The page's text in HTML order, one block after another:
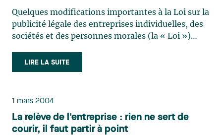
Quelques modifications importantes à la Loi sur la
publicité légale des entreprises individuelles, des
sociétés et des personnes morales (la « Loi »)
s’applique de façon générale à l’ensemble des
personnes morales, sociétés et (…)
LIRE LA SUITE
1 mars 2004
La relève de l'entreprise : rien ne sert de
courir, il faut partir à point